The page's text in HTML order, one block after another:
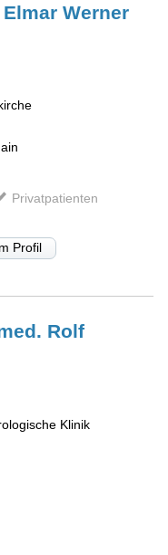
Werner
Privatpatienten
Profil
Rolf
Klinik